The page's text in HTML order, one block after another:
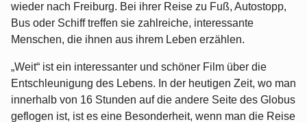
wieder nach Freiburg. Bei ihrer Reise zu Fuß, Autostopp,
Bus oder Schiff treffen sie zahlreiche, interessante
Menschen, die ihnen aus ihrem Leben erzählen.
„Weit“ ist ein interessanter und schöner Film über die
Entschleunigung des Lebens. In der heutigen Zeit, wo man
innerhalb von 16 Stunden auf die andere Seite des Globus
geflogen ist, ist es eine Besonderheit, wenn man die Reise